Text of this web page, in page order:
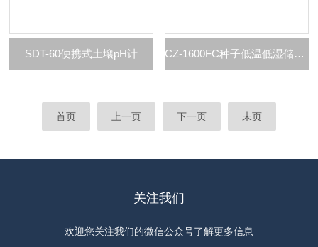
SDT-60便携式土壤pH计 CZ-1600FC种子低温低湿储藏柜
首页 上一页 下一页 末页
关注我们
欢迎您关注我们的微信公众号了解更多信息